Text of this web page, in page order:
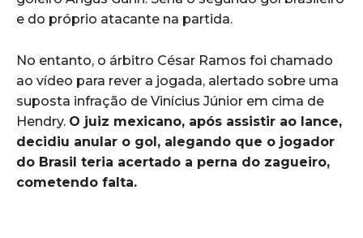
e do próprio atacante na partida.
No entanto, o árbitro César Ramos foi chamado
ao vídeo para rever a jogada, alertado sobre uma
suposta infração de Vinícius Júnior em cima de
Hendry. O juiz mexicano, após assistir ao lance,
decidiu anular o gol, alegando que o jogador
do Brasil teria acertado a perna do zagueiro,
cometendo falta.